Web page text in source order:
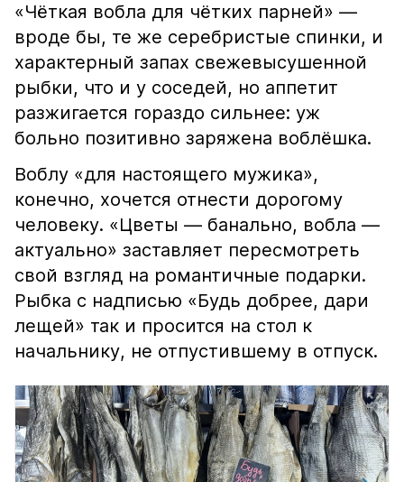
«Чёткая вобла для чётких парней» —
вроде бы, те же серебристые спинки, и
характерный запах свежевысушенной
рыбки, что и у соседей, но аппетит
разжигается гораздо сильнее: уж
больно позитивно заряжена воблёшка.
Воблу «для настоящего мужика»,
конечно, хочется отнести дорогому
человеку. «Цветы — банально, вобла —
актуально» заставляет пересмотреть
свой взгляд на романтичные подарки.
Рыбка с надписью «Будь добрее, дари
лещей» так и просится на стол к
начальнику, не отпустившему в отпуск.